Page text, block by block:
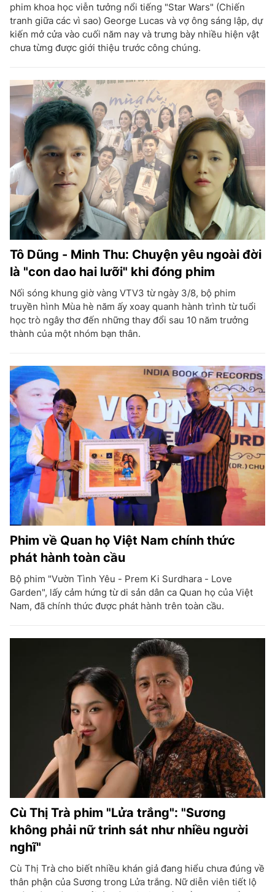
phim khoa học viễn tưởng nổi tiếng "Star Wars" (Chiến
tranh giữa các vì sao) George Lucas và vợ ông sáng lập, dự
kiến mở cửa vào cuối năm nay và trưng bày nhiều hiện vật
chưa từng được giới thiệu trước công chúng.
Tô Dũng - Minh Thu: Chuyện yêu ngoài đời
là "con dao hai lưỡi" khi đóng phim
Nối sóng khung giờ vàng VTV3 từ ngày 3/8, bộ phim
truyền hình Mùa hè năm ấy xoay quanh hành trình từ tuổi
học trò ngây thơ đến những thay đổi sau 10 năm trưởng
thành của một nhóm bạn thân.
Phim về Quan họ Việt Nam chính thức
phát hành toàn cầu
Bộ phim "Vườn Tình Yêu - Prem Ki Surdhara - Love
Garden", lấy cảm hứng từ di sản dân ca Quan họ của Việt
Nam, đã chính thức được phát hành trên toàn cầu.
Cù Thị Trà phim "Lửa trắng": "Sương
không phải nữ trinh sát như nhiều người
nghĩ"
Cù Thị Trà cho biết nhiều khán giả đang hiểu chưa đúng về
thân phận của Sương trong Lửa trắng. Nữ diễn viên tiết lộ